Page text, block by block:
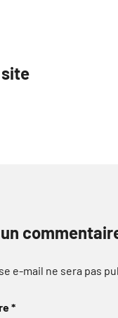
site
e-mail ne sera pas
*